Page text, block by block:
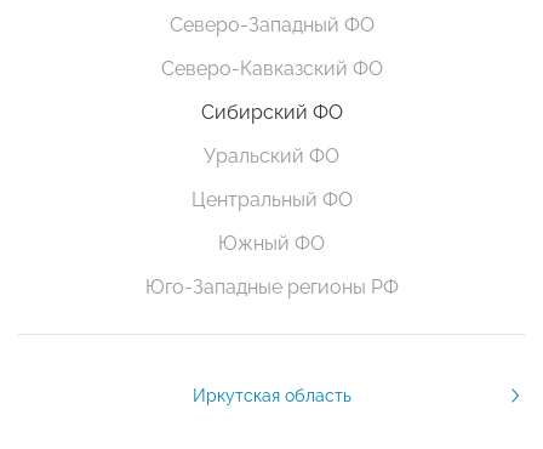
Северо-Западный ФО
Северо-Кавказский ФО
Сибирский ФО
Уральский ФО
Центральный ФО
Южный ФО
Юго-Западные регионы РФ
Иркутская область